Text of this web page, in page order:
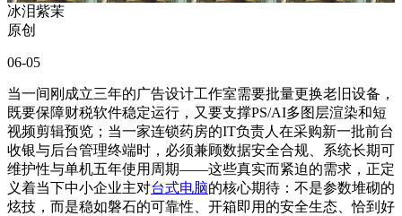
冰泪紫茉
原创
06-05
当一间刚成立三年的广告设计工作室需要批量更换老旧设备，
既要保障财税软件稳定运行，又要支撑PS/AI多图层渲染和短
视频剪辑预览；当一家连锁药房的IT负责人在采购新一批前台
收银与后台管理终端时，必须兼顾数据安全合规、系统长期可
维护性与单机五年使用周期——这些真实而紧迫的需求，正定
义着当下中小企业主对台式电脑的核心期待：不是参数堆砌的
炫技，而是稳如磐石的可靠性、开箱即用的安全生态、恰到好